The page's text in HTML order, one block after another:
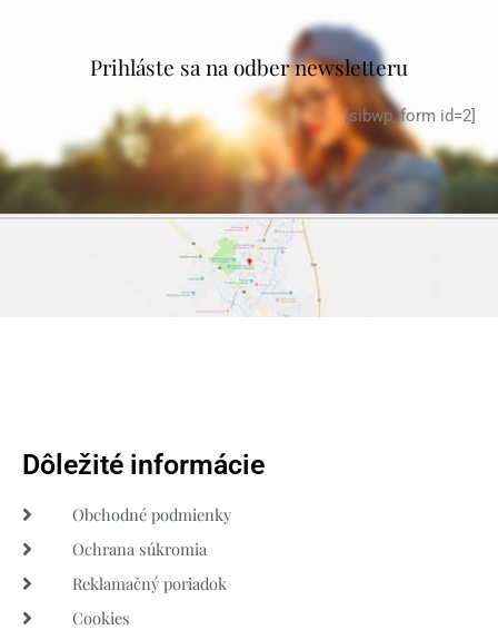
Prihláste sa na odber newsletteru
[sibwp_form id=2]
Dôležité informácie
Obchodné podmienky
Ochrana súkromia
Reklamačný poriadok
Cookies